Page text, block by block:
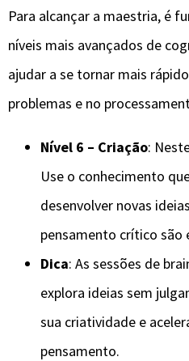
Para alcançar a maestria, é
níveis mais avançados de
ajudar a se tornar mais
problemas e no
Nível 6 – Criação:
Use o conhecimento
desenvolver novas
pensamento crítico são
Dica: As sessões de
explora ideias sem
sua criatividade e
pensamento.